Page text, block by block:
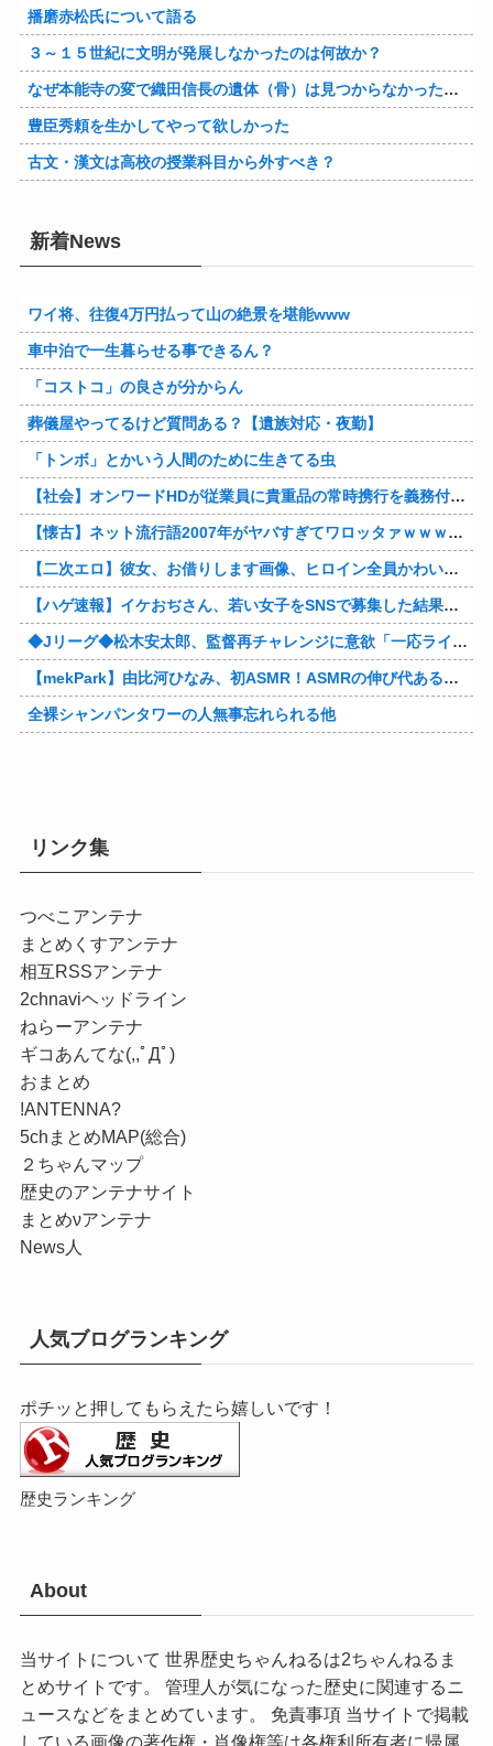
播磨赤松氏について語る
３～１５世紀に文明が発展しなかったのは何故か？
なぜ本能寺の変で織田信長の遺体（骨）は見つからなかったのか
豊臣秀頼を生かしてやって欲しかった
古文・漢文は高校の授業科目から外すべき？
新着News
ワイ将、往復4万円払って山の絶景を堪能www
車中泊で一生暮らせる事できるん？
「コストコ」の良さが分からん
葬儀屋やってるけど質問ある？【遺族対応・夜勤】
「トンボ」とかいう人間のために生きてる虫
【社会】オンワードHDが従業員に貴重品の常時携行を義務付け 熊本地震被災を受けて
【懐古】ネット流行語2007年がヤバすぎてワロッタァｗｗｗｗｗｗｗｗ
【二次エロ】彼女、お借りします画像、ヒロイン全員かわいすぎる件ｗ
【ハゲ速報】イケおぢさん、若い女子をSNSで募集した結果（画像あり）
◆Jリーグ◆松木安太郎、監督再チャレンジに意欲「一応ライセンスも持っているので」 ヴェルディ川崎の監督時代には2連覇を達成
【mekPark】由比河ひなみ、初ASMR！ASMRの伸び代あるよ他
全裸シャンパンタワーの人無事忘れられる他
リンク集
つべこアンテナ
まとめくすアンテナ
相互RSSアンテナ
2chnaviヘッドライン
ねらーアンテナ
ギコあんてな(,,ﾟДﾟ)
おまとめ
!ANTENNA?
5chまとめMAP(総合)
２ちゃんマップ
歴史のアンテナサイト
まとめνアンテナ
News人
人気ブログランキング
ポチッと押してもらえたら嬉しいです！
歴史ランキング
About
当サイトについて 世界歴史ちゃんねるは2ちゃんねるま
とめサイトです。 管理人が気になった歴史に関連するニ
ュースなどをまとめています。 免責事項 当サイトで掲載
している画像の著作権・肖像権等は各権利所有者に帰属